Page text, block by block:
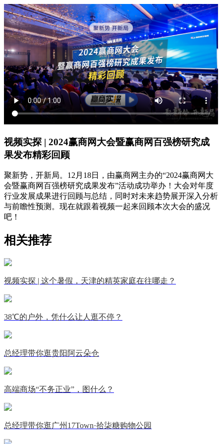
视频实探 | 2024赢商网大会暨赢商网百强榜研究成
果发布精彩回顾
聚新势，开新局。12月18日，由赢商网主办的“2024赢商网大
会暨赢商网百强榜研究成果发布”活动成功举办！大会对年度
行业发展成果进行回顾与总结，同时对未来趋势展开深入分析
与前瞻性预测。现在就跟着视频一起来回顾本次大会的盛况
吧！
相关推荐
视频实探 | 这个暑假，天津的精英家庭在往哪走？
38℃的户外，凭什么让人逛不停？
总经理带你逛贵阳阿云朵仓
高端商场“不务正业”，图什么？
总经理带你逛广州17Town·拾柒糖购物公园